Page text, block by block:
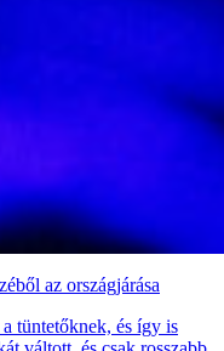
az országjárása
tüntetőknek, és így is